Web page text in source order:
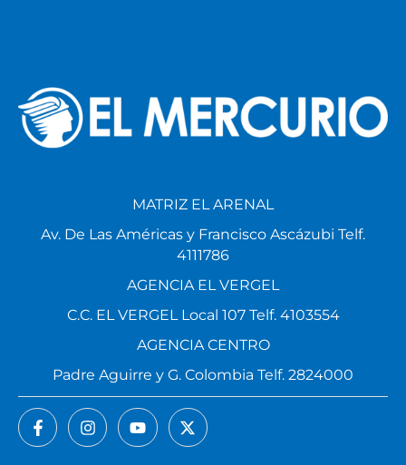
MATRIZ EL ARENAL
Av. De Las Américas y Francisco Ascázubi Telf.
4111786
AGENCIA EL VERGEL
C.C. EL VERGEL Local 107 Telf. 4103554
AGENCIA CENTRO
Padre Aguirre y G. Colombia Telf. 2824000